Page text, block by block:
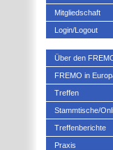
Mitgliedschaft
Login/Logout
Über den
FREMO in
Treffen
Stammtische/
Treffenberichte
Praxis